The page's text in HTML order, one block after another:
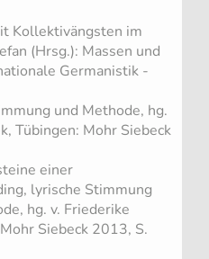
Kollektivängsten im
(Hrsg.): Massen und
Germanistik -
und Methode, hg.
Tübingen: Mohr Siebeck
einer
lyrische Stimmung
hg. v. Friederike
Siebeck 2013, S.